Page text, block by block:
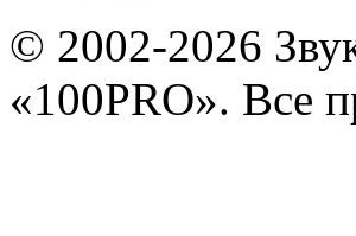
© 2002-2026
«100PRO». Все